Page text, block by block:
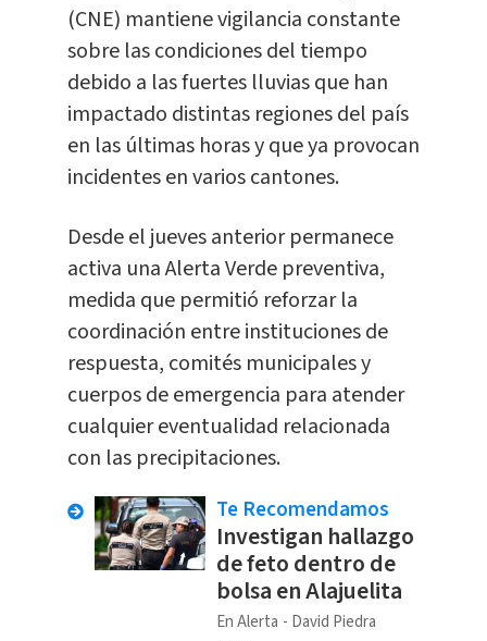
(CNE) mantiene vigilancia constante
sobre las condiciones del tiempo
debido a las fuertes lluvias que han
impactado distintas regiones del país
en las últimas horas y que ya provocan
incidentes en varios cantones.
Desde el jueves anterior permanece
activa una Alerta Verde preventiva,
medida que permitió reforzar la
coordinación entre instituciones de
respuesta, comités municipales y
cuerpos de emergencia para atender
cualquier eventualidad relacionada
con las precipitaciones.
Te Recomendamos
Investigan hallazgo
de feto dentro de
bolsa en Alajuelita
En Alerta
David Piedra